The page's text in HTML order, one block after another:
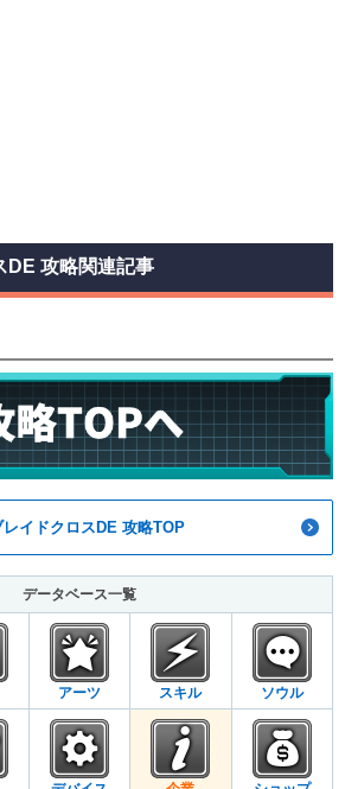
DE 攻略関連記事
レイドクロスDE 攻略TOP
データベース一覧
アーツ スキル ソウル